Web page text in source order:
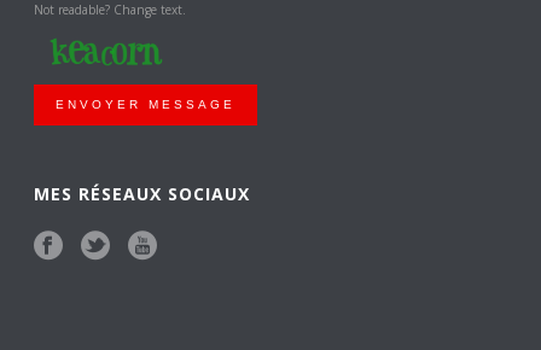
Not readable? Change text.
ENVOYER MESSAGE
MES RÉSEAUX SOCIAUX